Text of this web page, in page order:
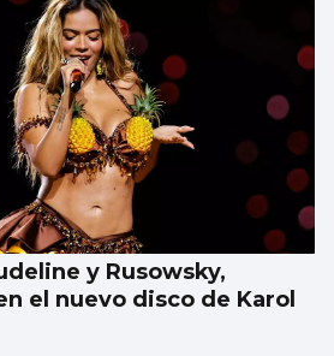
González en 3:29 de
solo 1:35 de juego real
y Rusowsky,
el nuevo disco de Karol